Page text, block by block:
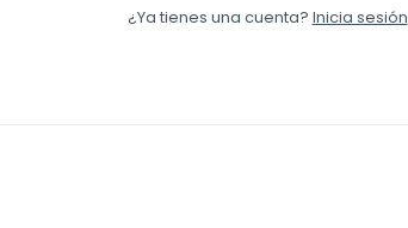
¿Ya tienes una cuenta? Inicia sesión